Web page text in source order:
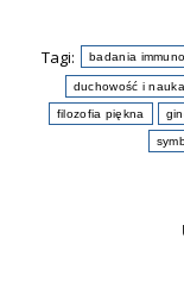
Tagi:
badania
duchowość i nauka
filozofia piękna